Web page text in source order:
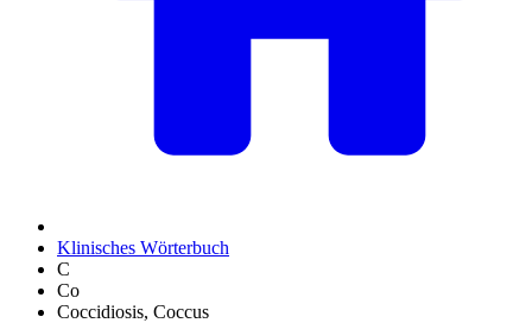
Klinisches Wörterbuch
C
Co
Coccidiosis, Coccus